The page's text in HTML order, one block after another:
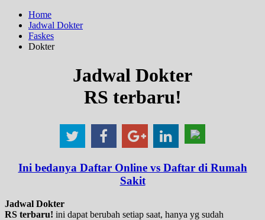
Home
Jadwal Dokter
Faskes
Dokter
Jadwal Dokter
RS terbaru!
Ini bedanya Daftar Online vs Daftar di Rumah
Sakit
Jadwal Dokter
RS terbaru! ini dapat berubah setiap saat, hanya yg sudah